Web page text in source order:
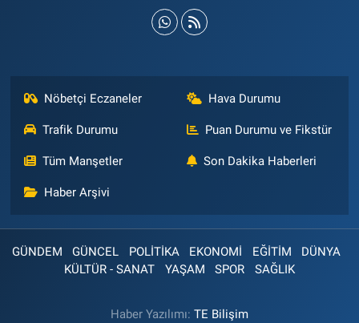
Nöbetçi Eczaneler Hava Durumu
Trafik Durumu Puan Durumu ve Fikstür
Tüm Manşetler Son Dakika Haberleri
Haber Arşivi
GÜNDEM GÜNCEL POLİTİKA EKONOMİ EĞİTİM
DÜNYA
KÜLTÜR - SANAT
YAŞAM SPOR SAĞLIK
Haber Yazılımı: TE Bilişim